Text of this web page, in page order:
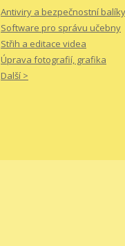
Antiviry a bezpečnostní balíky
Software pro správu učebny
Střih a editace videa
Úprava fotografií, grafika
Další >